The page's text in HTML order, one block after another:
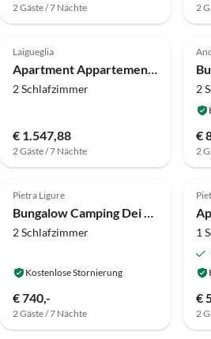
2 Gäste / 7 Nächte 2
Laigueglia
2 Schlafzimmer
€ 1.547,88
2 Gäste / 7 Nächte
2
€
2
Top-Inserat
Pietra Ligure
2 Schlafzimmer
Kostenlose Stornierung
€ 740,-
2 Gäste / 7 Nächte
1
€
2